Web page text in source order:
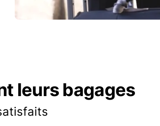
leurs bagages